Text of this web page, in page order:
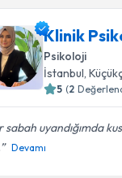
Klinik
Psikoloji
İstanbul ,
5 (2
sabah uyandığımda
Devamı